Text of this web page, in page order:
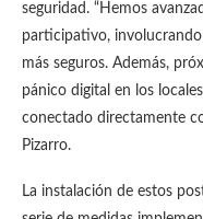
seguridad. “Hemos
participativo,
más seguros. Además,
pánico digital en los
conectado directamente
Pizarro.
La instalación de estos